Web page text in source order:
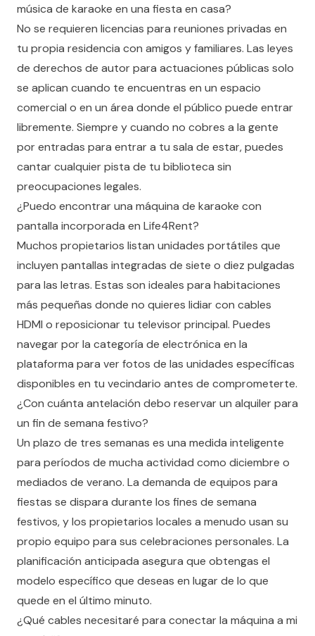
música de karaoke en una fiesta en casa?
No se requieren licencias para reuniones privadas en
tu propia residencia con amigos y familiares. Las leyes
de derechos de autor para actuaciones públicas solo
se aplican cuando te encuentras en un espacio
comercial o en un área donde el público puede entrar
libremente. Siempre y cuando no cobres a la gente
por entradas para entrar a tu sala de estar, puedes
cantar cualquier pista de tu biblioteca sin
preocupaciones legales.
¿Puedo encontrar una máquina de karaoke con
pantalla incorporada en Life4Rent?
Muchos propietarios listan unidades portátiles que
incluyen pantallas integradas de siete o diez pulgadas
para las letras. Estas son ideales para habitaciones
más pequeñas donde no quieres lidiar con cables
HDMI o reposicionar tu televisor principal. Puedes
navegar por la categoría de electrónica en la
plataforma para ver fotos de las unidades específicas
disponibles en tu vecindario antes de comprometerte.
¿Con cuánta antelación debo reservar un alquiler para
un fin de semana festivo?
Un plazo de tres semanas es una medida inteligente
para períodos de mucha actividad como diciembre o
mediados de verano. La demanda de equipos para
fiestas se dispara durante los fines de semana
festivos, y los propietarios locales a menudo usan su
propio equipo para sus celebraciones personales. La
planificación anticipada asegura que obtengas el
modelo específico que deseas en lugar de lo que
quede en el último minuto.
¿Qué cables necesitaré para conectar la máquina a mi